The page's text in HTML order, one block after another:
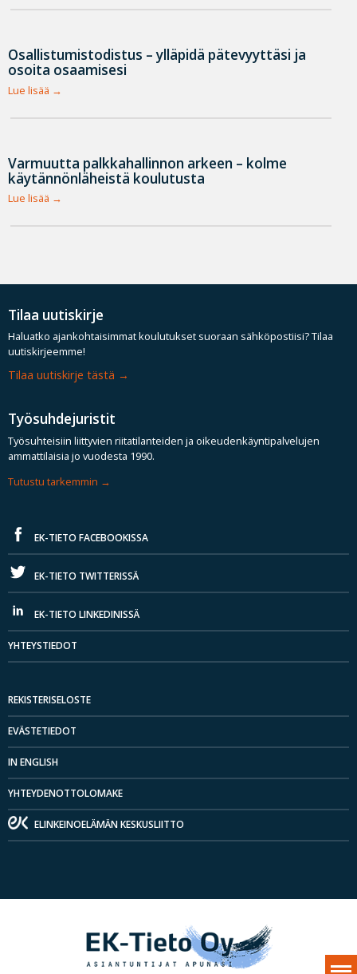
Osallistumistodistus – ylläpidä pätevyyttäsi ja
osoita osaamisesi
Lue lisää
Varmuutta palkkahallinnon arkeen – kolme
käytännönläheistä koulutusta
Lue lisää
Tilaa uutiskirje
Haluatko ajankohtaisimmat koulutukset suoraan sähköpostiisi? Tilaa
uutiskirjeemme!
Tilaa uutiskirje tästä
Työsuhdejuristit
Työsuhteisiin liittyvien riitatilanteiden ja oikeudenkäyntipalvelujen
ammattilaisia jo vuodesta 1990.
Tutustu tarkemmin
EK-TIETO FACEBOOKISSA
EK-TIETO TWITTERISSÄ
EK-TIETO LINKEDINISSÄ
YHTEYSTIEDOT
REKISTERISELOSTE
EVÄSTETIEDOT
IN ENGLISH
YHTEYDENOTTOLOMAKE
ELINKEINOELÄMÄN KESKUSLIITTO